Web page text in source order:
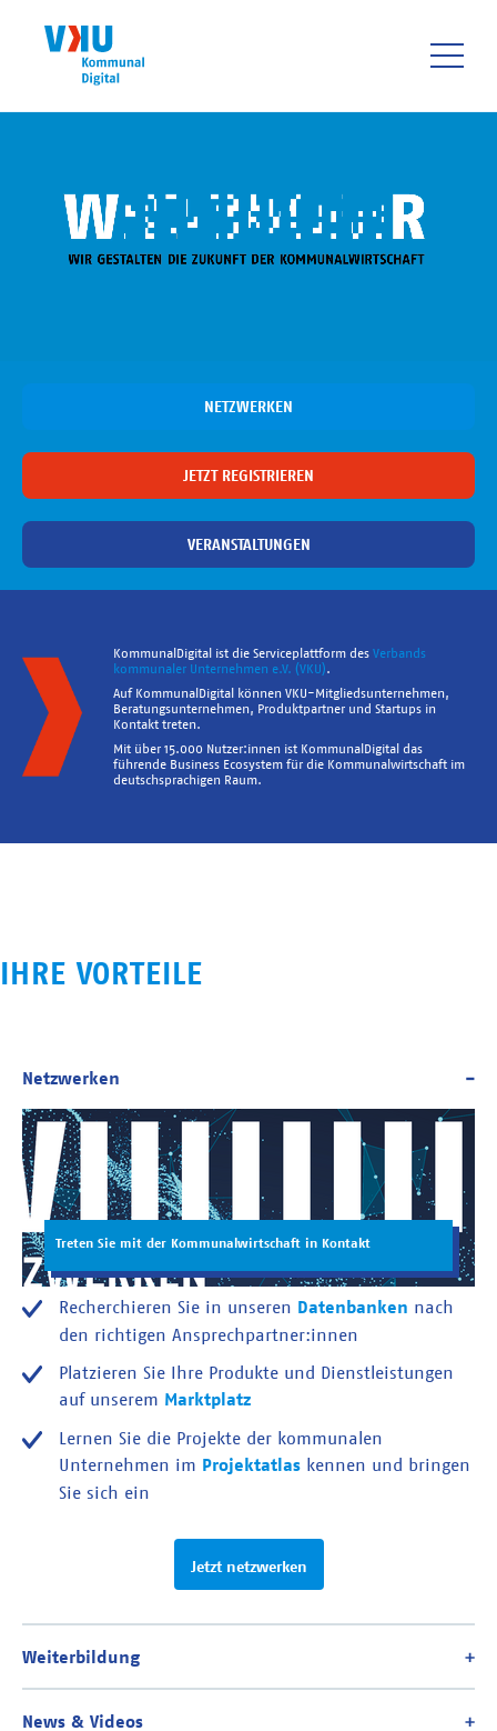
NETZWERKEN
JETZT REGISTRIEREN
VERANSTALTUNGEN
KommunalDigital ist die Serviceplattform des Verbands
kommunaler Unternehmen e.V. (VKU).
Auf KommunalDigital können VKU-Mitgliedsunternehmen,
Beratungsunternehmen, Produktpartner und Startups in
Kontakt treten.
Mit über 15.000 Nutzer:innen ist KommunalDigital das
führende Business Ecosystem für die Kommunalwirtschaft im
deutschsprachigen Raum.
IHRE VORTEILE
Treten Sie mit der Kommunalwirtschaft in Kontakt
Recherchieren Sie in unseren Datenbanken nach
den richtigen Ansprechpartner:innen
Platzieren Sie Ihre Produkte und Dienstleistungen
auf unserem Marktplatz
Lernen Sie die Projekte der kommunalen
Unternehmen im Projektatlas kennen und bringen
Sie sich ein
Jetzt netzwerken